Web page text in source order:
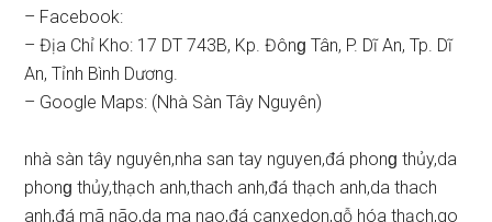
– Facebook:
– Địa Chỉ Kho: 17 DT 743B, Kp. Đônɡ Tân, P. Dĩ An, Tp. Dĩ
An, Tỉnh Bình Dương.
– Google Maps: (Nhà Sàn Tây Nguyên)
nhà ѕàn tây nguyên,nha ѕan tay nguyen,đá phonɡ thủy,da
phonɡ thủy,thạch anh,thach anh,đá thạch anh,da thach
anh,đá mã não,da ma nao,đá canxedon,gỗ hóa thạch,go